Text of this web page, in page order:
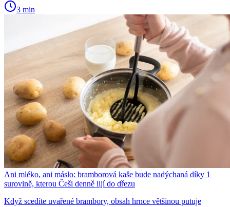
3 min
Ani mléko, ani máslo: bramborová kaše bude nadýchaná díky 1
surovině, kterou Češi denně lijí do dřezu
Když scedíte uvařené brambory, obsah hrnce většinou putuje